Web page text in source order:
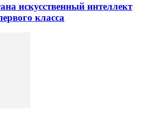
искусственный интеллект
класса